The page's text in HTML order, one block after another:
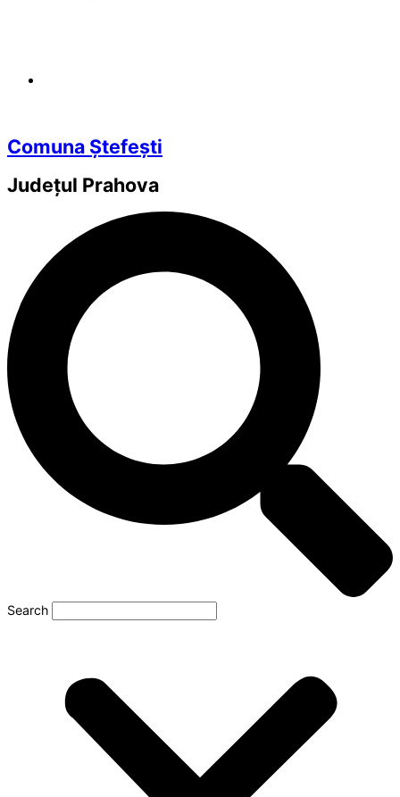
Comuna Ștefești
Județul Prahova
Search